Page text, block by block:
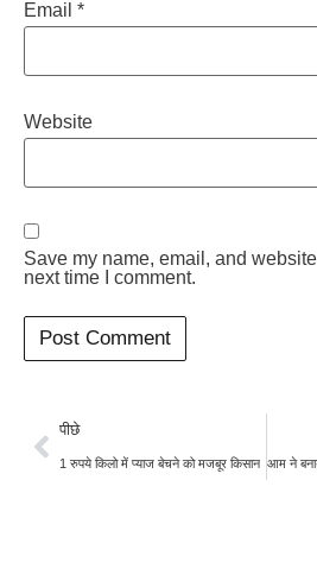
Email *
Website
Save my name, email, and
next time I comment.
पीछे
1 रुपये किलो में प्याज बेचने को मजबूर किसान